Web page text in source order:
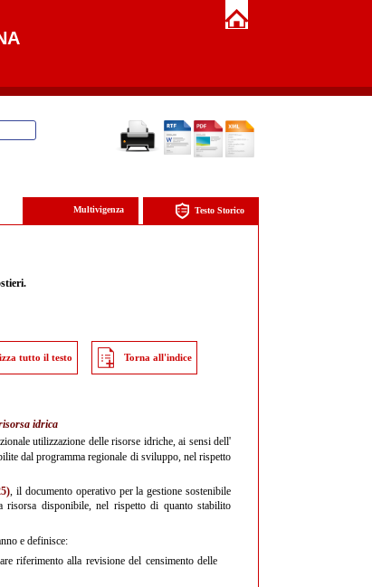
Testo Storico
Multivigenza
tutto il testo Torna all'indice
idrica
utilizzazione delle risorse idriche, ai sensi dell'
dal programma regionale di sviluppo, nel rispetto
, il documento operativo per la gestione sostenibile
risorsa disponibile, nel rispetto di quanto stabilito
e definisce:
riferimento alla revisione del censimento delle